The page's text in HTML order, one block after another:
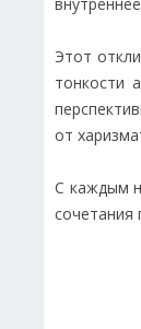
Этот
тонкости
от
С каждым
сочетания